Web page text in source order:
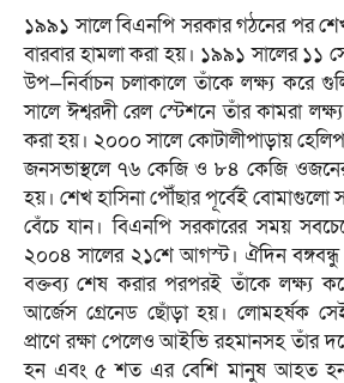
১৯৯১ সালে বিএনপি সরকার গঠনের পর
বারবার হামলা করা হয়। ১৯৯১ সালের ১১
উপ—নির্বাচন চলাকালে তাঁকে লক্ষ্য করে
সালে ঈশ্বরদী রেল স্টেশনে তাঁর কামরা
করা হয়। ২০০০ সালে কোটালীপাড়ায়
জনসভাস্থলে ৭৬ কেজি ও ৮৪ কেজি
হয়। শেখ হাসিনা পৌঁছার পূর্বেই বোমাগুলো
বেঁচে যান। বিএনপি সরকারের সময়
২০০৪ সালের ২১শে আগস্ট। ঐদিন
বক্তব্য শেষ করার পরপরই তাঁকে লক্ষ্য
আর্জেস গ্রেনেড ছোঁড়া হয়। লোমহর্ষক
প্রাণে রক্ষা পেলেও আইভি রহমানসহ তাঁর
হন এবং ৫ শত এর বেশি মানুষ আহত